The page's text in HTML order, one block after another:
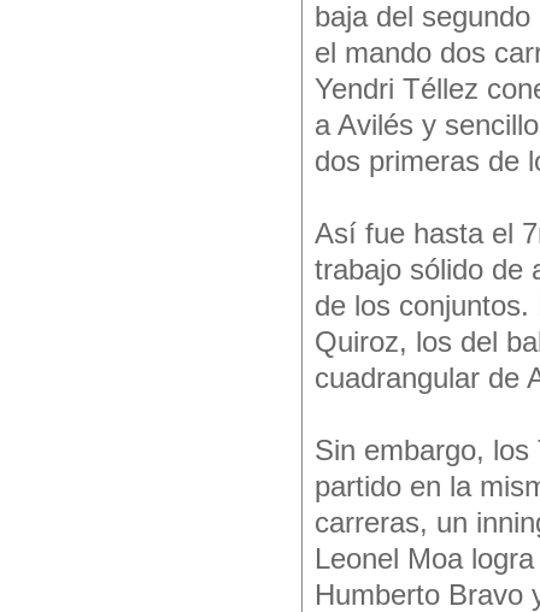
baja del
el mando dos
Yendri Téllez
a Avilés y
dos primeras de
Así fue hasta el
trabajo sólido de
de los conjuntos.
Quiroz, los del
cuadrangular de
Sin embargo,
partido en la
carreras, un
Leonel Moa
Humberto Bravo